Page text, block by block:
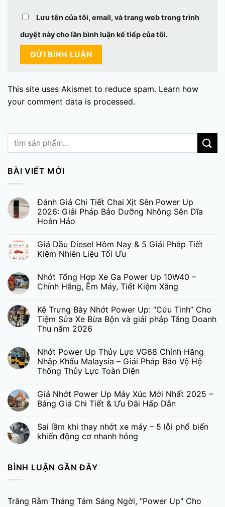
Lưu tên của tôi, email, và trang web trong trình
duyệt này cho lần bình luận kế tiếp của tôi.
This site uses Akismet to reduce spam. Learn how
your comment data is processed.
BÀI VIẾT MỚI
Đánh Giá Chi Tiết Chai Xịt Sên Power Up
2026: Giải Pháp Bảo Dưỡng Nhông Sên Dĩa
Hoàn Hảo
Giá Dầu Diesel Hôm Nay & 5 Giải Pháp Tiết
Kiệm Nhiên Liệu Tối Ưu
Nhớt Tổng Hợp Xe Ga Power Up 10W40 –
Chính Hãng, Êm Máy, Tiết Kiệm Xăng
Kệ Trưng Bày Nhớt Power Up: “Cứu Tinh” Cho
Tiệm Sửa Xe Bừa Bộn và giải pháp Tăng Doanh
Thu năm 2026
Nhớt Power Up Thủy Lực VG68 Chính Hãng
Nhập Khẩu Malaysia – Giải Pháp Bảo Vệ Hệ
Thống Thủy Lực Toàn Diện
Giá Nhớt Power Up Máy Xúc Mới Nhất 2025 –
Bảng Giá Chi Tiết & Ưu Đãi Hấp Dẫn
Sai lầm khi thay nhớt xe máy – 5 lỗi phổ biến
khiến động cơ nhanh hỏng
BÌNH LUẬN GẦN ĐÂY
Trăng Rằm Tháng Tám Sáng Ngời, "Power Up" Cho